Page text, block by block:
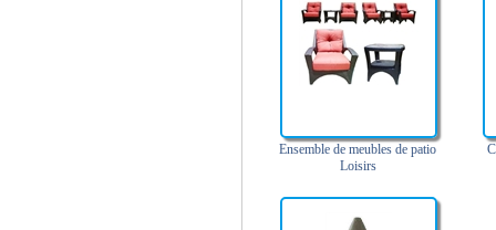
Ensemble de meubles de patio
Loisirs